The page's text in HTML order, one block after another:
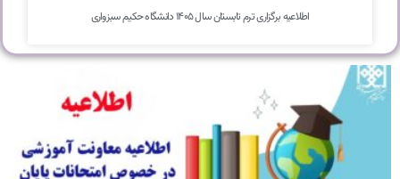
اطلاعیه برگزاری ترم تابستان سال ۱۴۰۵ دانشگاه حکیم سبزواری